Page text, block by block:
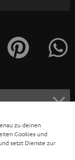
zu deinen
Cookies und
setzt Dienste zur